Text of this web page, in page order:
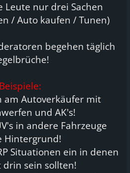
Leute nur drei Sachen
/ Auto kaufen / Tunen)
begehen täglich
Beispiele:
am Autoverkäufer mit
und AK's!
in andere Fahrzeuge
Hintergrund!
Situationen ein in denen
drin sein sollten!